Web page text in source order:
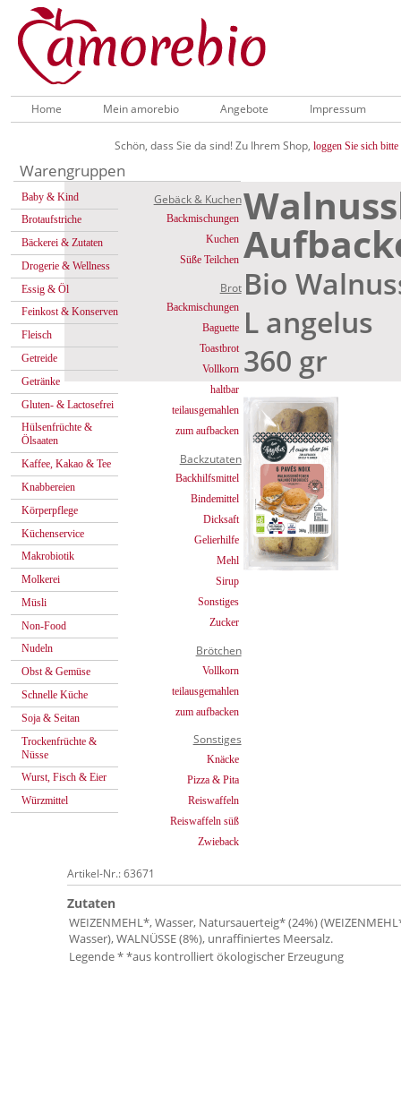
Home Mein amorebio Angebote Impressum
Schön, dass Sie da sind! Zu Ihrem Shop, loggen Sie sich bitte
Warengruppen
Baby & Kind
Brotaufstriche
Bäckerei & Zutaten
Drogerie & Wellness
Essig & Öl
Feinkost & Konserven
Fleisch
Getreide
Getränke
Gluten- & Lactosefrei
Hülsenfrüchte &
Ölsaaten
Kaffee, Kakao & Tee
Knabbereien
Körperpflege
Küchenservice
Makrobiotik
Molkerei
Müsli
Non-Food
Nudeln
Obst & Gemüse
Schnelle Küche
Soja & Seitan
Trockenfrüchte &
Nüsse
Wurst, Fisch & Eier
Würzmittel
Gebäck & Kuchen
Backmischungen
Kuchen
Süße Teilchen
Brot
Backmischungen
Baguette
Toastbrot
Vollkorn
haltbar
teilausgemahlen
zum aufbacken
Backzutaten
Backhilfsmittel
Bindemittel
Dicksaft
Gelierhilfe
Mehl
Sirup
Sonstiges
Zucker
Brötchen
Vollkorn
teilausgemahlen
zum aufbacken
Sonstiges
Knäcke
Pizza & Pita
Reiswaffeln
Reiswaffeln süß
Zwieback
Bio
L angelus
360 gr
Artikel-Nr.: 63671
Zutaten
WEIZENMEHL*, Wasser, Natursauerteig* (24%)
Wasser), WALNÜSSE (8%), unraffiniertes Meersalz.
Legende * *aus kontrolliert ökologischer Erzeugung